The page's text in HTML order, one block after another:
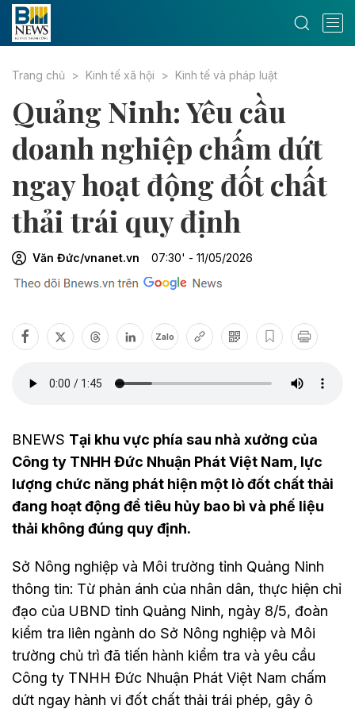
Trang chủ Kinh tế xã hội Kinh tế và pháp luật
Quảng Ninh: Yêu cầu
doanh nghiệp chấm dứt
ngay hoạt động đốt chất
thải trái quy định
Văn Đức/vnanet.vn 07:30' - 11/05/2026
Zalo
BNEWS Tại khu vực phía sau nhà xưởng của
Công ty TNHH Đức Nhuận Phát Việt Nam, lực
lượng chức năng phát hiện một lò đốt chất thải
đang hoạt động để tiêu hủy bao bì và phế liệu
thải không đúng quy định.
Sở Nông nghiệp và Môi trường tỉnh Quảng Ninh
thông tin: Từ phản ánh của nhân dân, thực hiện chỉ
đạo của UBND tỉnh Quảng Ninh, ngày 8/5, đoàn
kiểm tra liên ngành do Sở Nông nghiệp và Môi
trường chủ trì đã tiến hành kiểm tra và yêu cầu
Công ty TNHH Đức Nhuận Phát Việt Nam chấm
dứt ngay hành vi đốt chất thải trái phép, gây ô